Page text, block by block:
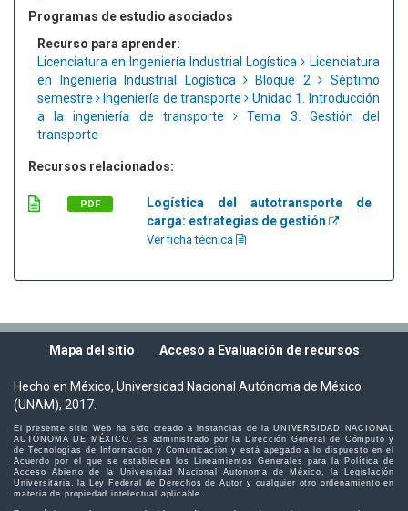
Programas de estudio asociados
Recurso para aprender:
Licenciatura en Ingeniería Industrial Logística
Licenciatura
en Ingeniería Industrial Logística
Bloque 2
Séptimo
semestre
Ingeniería de transporte
Unidad 1. Introducción
a la ingeniería de transporte
Tema 3. Gestión del
transporte
Recursos relacionados:
PDF
Logística del autotransporte de
carga: estrategias de gestión
Ver ficha técnica
Mapa del sitio Acceso a Evaluación de recursos
Hecho en México, Universidad Nacional Autónoma de México
(UNAM), 2017.
El presente sitio Web ha sido creado a instancias de la UNIVERSIDAD NACIONAL
AUTÓNOMA DE MÉXICO. Es administrado por la Dirección General de Cómputo y
de Tecnologías de Información y Comunicación y está apegado a lo dispuesto en el
Acuerdo por el que se establecen los Lineamientos Generales para la Política de
Acceso Abierto de la Universidad Nacional Autónoma de México, la Legislación
Universitaria, la Ley Federal de Derechos de Autor y cualquier otro ordenamiento en
materia de propiedad intelectual aplicable.